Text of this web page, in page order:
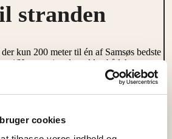
cookies
stranden
kun 200 meter til én af Samsøs bedste
Havnevej ned mod lystbådehavnen.
ishuset.